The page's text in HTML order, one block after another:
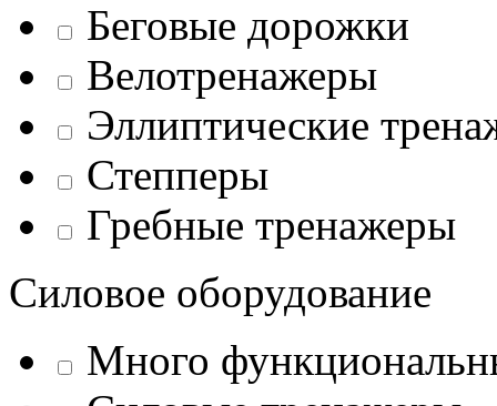
Беговые дорожки
Велотренажеры
Эллиптические
Степперы
Гребные тренажеры
Силовое оборудование
Много